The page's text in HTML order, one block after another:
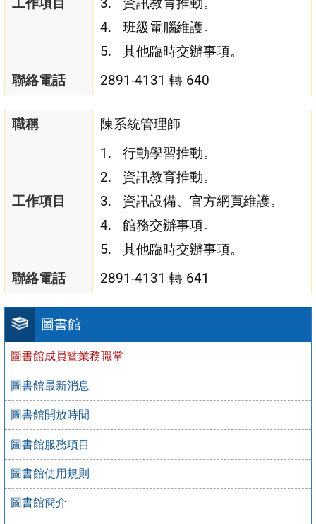
圖書館
圖書館成員暨業務職掌
圖書館最新消息
圖書館開放時間
圖書館服務項目
圖書館使用規則
圖書館簡介
工作項目
資訊教育推動。
班級電腦維護。
其他臨時交辦事項。
聯絡電話
2891-4131 轉 640
職稱 陳系統管理師
工作項目
行動學習推動。
資訊教育推動。
資訊設備、官方網頁維護。
館務交辦事項。
其他臨時交辦事項。
聯絡電話
2891-4131 轉 641